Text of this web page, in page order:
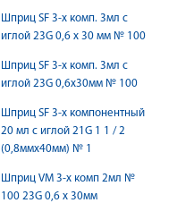
Шприц SF 3-х комп. 3мл с
иглой 23G 0,6 x 30 мм № 100
Шприц SF 3-х комп. 3мл с
иглой 23G 0,6x30мм № 100
Шприц SF 3-х компонентный
20 мл с иглой 21G 1 1 / 2
(0,8ммx40мм) № 1
Шприц VM 3-х комп 2мл №
100 23G 0,6 x 30мм